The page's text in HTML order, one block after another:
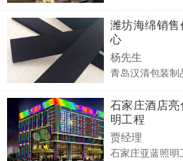
潍坊海绵销
心
杨先生
青岛汉清包装制
石家庄酒店
明工程
贾经理
石家庄亚蓝照明